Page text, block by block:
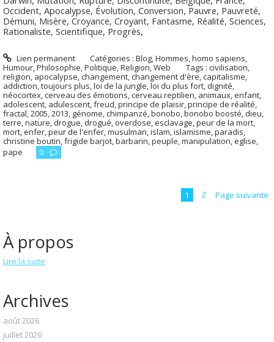
Occident, Apocalypse, Évolution, Conversion, Pauvre, Pauvreté,
Démuni, Misère, Croyance, Croyant, Fantasme, Réalité, Sciences,
Rationaliste, Scientifique, Progrès,
Lien permanent Catégories :Blog ,Hommes, homo sapiens
Humour Philosophie Politique Religion Web Tags : civilisation
religion apocalypse changement changement d'ère capitalisme
addiction toujours plus loi de la jungle loi du plus fort dignité
néocortex cerveau des émotions cerveau reptilien animaux enfant
adolescent adulescent freud principe de plaisir principe de réalité
fractal 2005 2013 génome chimpanzé bonobo bonobo boosté dieu
terre nature drogue drogué overdose esclavage peur de la mort
mort enfer peur de l'enfer musulman islam islamisme paradis
christine boutin frigide barjot barbarin peuple manipulation eglise
pape
0
1 2 Page suivante
À propos
Lire la suite
Archives
août 2026
juillet 2026